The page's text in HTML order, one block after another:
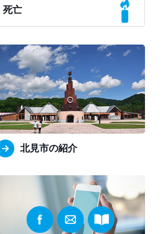
死亡
北見市の紹介